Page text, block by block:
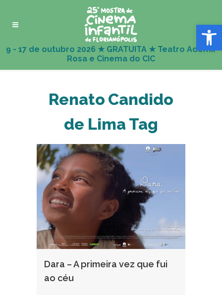
Abrir
Renato Candido
de Lima Tag
Dara – A primeira vez que fui
ao céu